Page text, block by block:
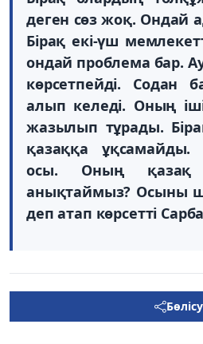
деген сөз жоқ. Ондай
Бірақ екі-үш
ондай проблема бар.
көрсетпейді. Содан
алып келеді. Оның
жазылып тұрады.
қазаққа ұқсамайды.
осы. Оның қазақ
анықтаймыз? Осыны
деп атап көрсетті
Бөлісу